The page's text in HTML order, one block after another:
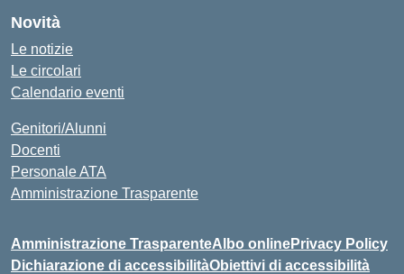
Novità
Le notizie
Le circolari
Calendario eventi
Genitori/Alunni
Docenti
Personale ATA
Amministrazione Trasparente
Amministrazione TrasparenteAlbo onlinePrivacy Policy
Dichiarazione di accessibilitàObiettivi di accessibilità